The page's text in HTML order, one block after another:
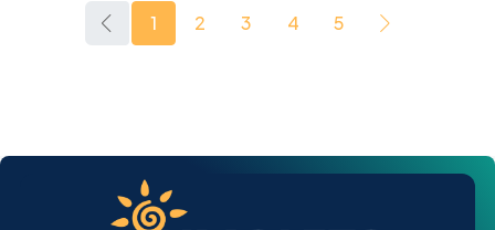
1 2 3 4 5